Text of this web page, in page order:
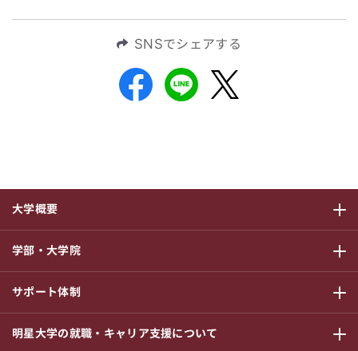
SNSでシェアする
大学概要
サブメニ
学部・大学院
サブメニ
サポート体制
サブメニ
明星大学の就職・キャリア支援について
サブメニ